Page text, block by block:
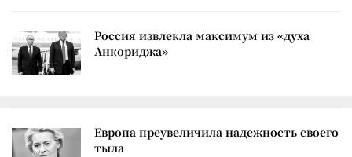
Россия извлекла максимум из «духа
Анкориджа»
Европа преувеличила надежность своего
тыла